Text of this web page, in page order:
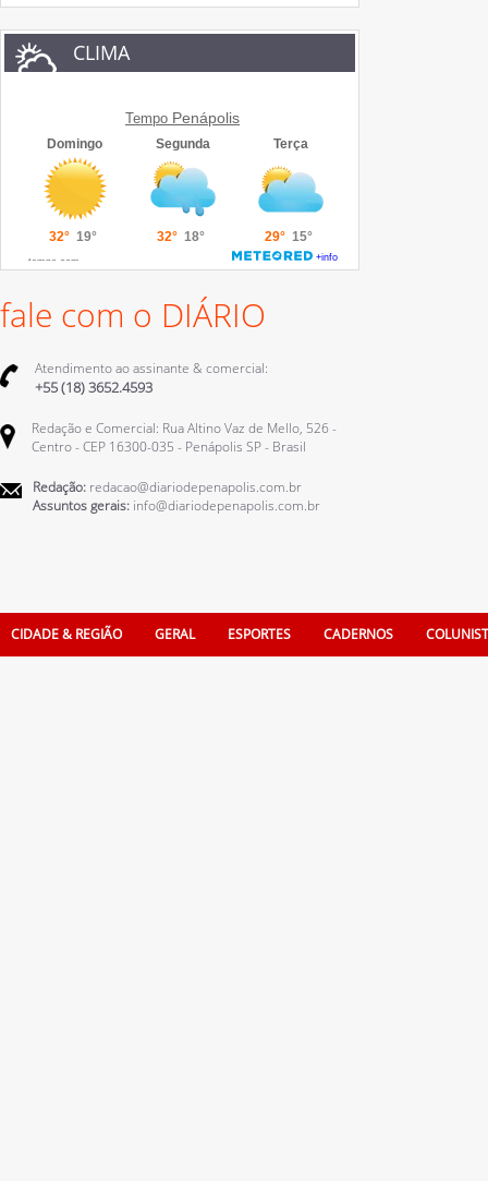
CLIMA
Tempo Penápolis
fale com o DIÁRIO
Atendimento ao assinante & comercial:
+55 (18) 3652.4593
Redação e Comercial: Rua Altino Vaz de Mello, 526 -
Centro - CEP 16300-035 - Penápolis SP - Brasil
Redação: redacao@diariodepenapolis.com.br
Assuntos gerais: info@diariodepenapolis.com.br
CIDADE & REGIÃO GERAL ESPORTES CADERNOS